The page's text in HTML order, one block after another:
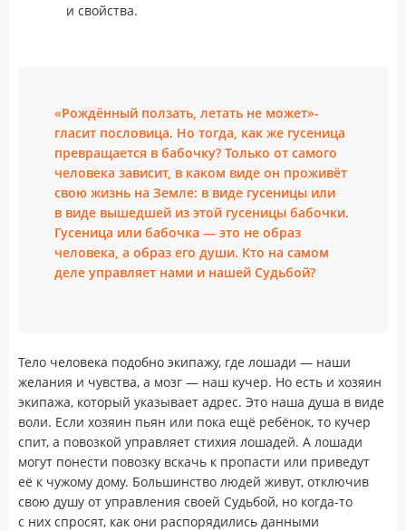
и свойства.
«Рождённый ползать, летать не может»-
гласит пословица. Но тогда, как же гусеница
превращается в бабочку? Только от самого
человека зависит, в каком виде он проживёт
свою жизнь на Земле: в виде гусеницы или
в виде вышедшей из этой гусеницы бабочки.
Гусеница или бабочка — это не образ
человека, а образ его души. Кто на самом
деле управляет нами и нашей Судьбой?
Тело человека подобно экипажу, где лошади — наши
желания и чувства, а мозг — наш кучер. Но есть и хозяин
экипажа, который указывает адрес. Это наша душа в виде
воли. Если хозяин пьян или пока ещё ребёнок, то кучер
спит, а повозкой управляет стихия лошадей. А лошади
могут понести повозку вскачь к пропасти или приведут
её к чужому дому. Большинство людей живут, отключив
свою душу от управления своей Судьбой, но когда-то
с них спросят, как они распорядились данными